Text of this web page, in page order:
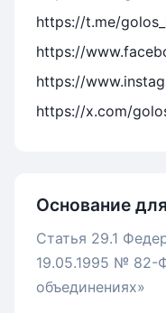
https://t.me/
https://
https://
https://x.com/
Основание
Статья 29.1
19.05.1995 № 82-
объединениях»